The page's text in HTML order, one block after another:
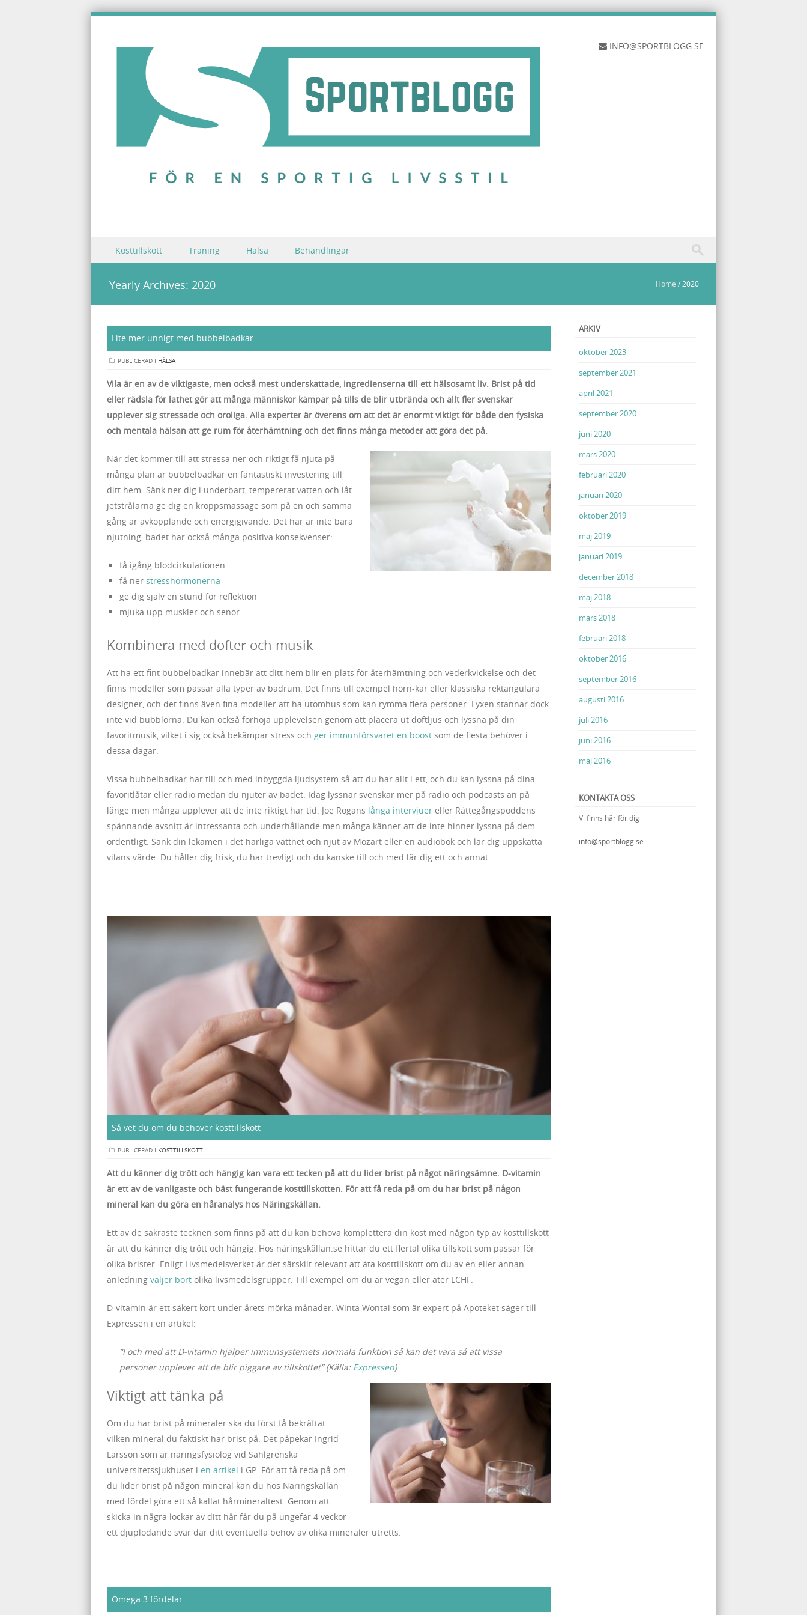
INFO@SPORTBLOGG.SE
Menu
Skip to content
Kosttillskott Träning Hälsa Behandlingar
Yearly Archives: 2020 Home / 2020
Lite mer unnigt med bubbelbadkar
PUBLICERAD I HÄLSA
Vila är en av de viktigaste, men också mest underskattade, ingredienserna till ett hälsosamt liv. Brist på tid
eller rädsla för lathet gör att många människor kämpar på tills de blir utbrända och allt fler svenskar
upplever sig stressade och oroliga. Alla experter är överens om att det är enormt viktigt för både den fysiska
och mentala hälsan att ge rum för återhämtning och det finns många metoder att göra det på.
När det kommer till att stressa ner och riktigt få njuta på
många plan är bubbelbadkar en fantastiskt investering till
ditt hem. Sänk ner dig i underbart, tempererat vatten och låt
jetstrålarna ge dig en kroppsmassage som på en och samma
gång är avkopplande och energigivande. Det här är inte bara
njutning, badet har också många positiva konsekvenser:
få igång blodcirkulationen
få ner stresshormonerna
ge dig själv en stund för reflektion
mjuka upp muskler och senor
Kombinera med dofter och musik
Att ha ett fint bubbelbadkar innebär att ditt hem blir en plats för återhämtning och vederkvickelse och det
finns modeller som passar alla typer av badrum. Det finns till exempel hörn-kar eller klassiska rektangulära
designer, och det finns även fina modeller att ha utomhus som kan rymma flera personer. Lyxen stannar dock
inte vid bubblorna. Du kan också förhöja upplevelsen genom att placera ut doftljus och lyssna på din
favoritmusik, vilket i sig också bekämpar stress och ger immunförsvaret en boost som de flesta behöver i
dessa dagar.
Vissa bubbelbadkar har till och med inbyggda ljudsystem så att du har allt i ett, och du kan lyssna på dina
favoritlåtar eller radio medan du njuter av badet. Idag lyssnar svenskar mer på radio och podcasts än på
länge men många upplever att de inte riktigt har tid. Joe Rogans långa intervjuer eller Rättegångspoddens
spännande avsnitt är intressanta och underhållande men många känner att de inte hinner lyssna på dem
ordentligt. Sänk din lekamen i det härliga vattnet och njut av Mozart eller en audiobok och lär dig uppskatta
vilans värde. Du håller dig frisk, du har trevligt och du kanske till och med lär dig ett och annat.
Så vet du om du behöver kosttillskott
PUBLICERAD I KOSTTILLSKOTT
Att du känner dig trött och hängig kan vara ett tecken på att du lider brist på något näringsämne. D-vitamin
är ett av de vanligaste och bäst fungerande kosttillskotten. För att få reda på om du har brist på någon
mineral kan du göra en håranalys hos Näringskällan.
Ett av de säkraste tecknen som finns på att du kan behöva komplettera din kost med någon typ av kosttillskott
är att du känner dig trött och hängig. Hos näringskällan.se hittar du ett flertal olika tillskott som passar för
olika brister. Enligt Livsmedelsverket är det särskilt relevant att äta kosttillskott om du av en eller annan
anledning väljer bort olika livsmedelsgrupper. Till exempel om du är vegan eller äter LCHF.
D-vitamin är ett säkert kort under årets mörka månader. Winta Wontai som är expert på Apoteket säger till
Expressen i en artikel:
”I och med att D-vitamin hjälper immunsystemets normala funktion så kan det vara så att vissa
personer upplever att de blir piggare av tillskottet” (Källa: Expressen)
Viktigt att tänka på
Om du har brist på mineraler ska du först få bekräftat
vilken mineral du faktiskt har brist på. Det påpekar Ingrid
Larsson som är näringsfysiolog vid Sahlgrenska
universitetssjukhuset i en artikel i GP. För att få reda på om
du lider brist på någon mineral kan du hos Näringskällan
med fördel göra ett så kallat hårmineraltest. Genom att
skicka in några lockar av ditt hår får du på ungefär 4 veckor
ett djuplodande svar där ditt eventuella behov av olika mineraler utretts.
Omega 3 fördelar
ARKIV
oktober 2023
september 2021
april 2021
september 2020
juni 2020
mars 2020
februari 2020
januari 2020
oktober 2019
maj 2019
januari 2019
december 2018
maj 2018
mars 2018
februari 2018
oktober 2016
september 2016
augusti 2016
juli 2016
juni 2016
maj 2016
KONTAKTA OSS
Vi finns här för dig
info@sportblogg.se